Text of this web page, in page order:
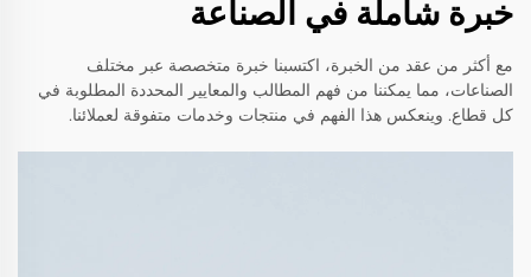
خبرة شاملة في الصناعة
مع أكثر من عقد من الخبرة، اكتسبنا خبرة متخصصة عبر مختلف
الصناعات، مما يمكننا من فهم المطالب والمعايير المحددة المطلوبة في
كل قطاع. وينعكس هذا الفهم في منتجات وخدمات متفوقة لعملائنا.